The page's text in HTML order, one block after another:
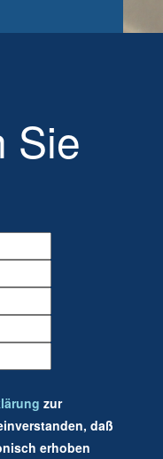
Sie
zur
daß
erhoben